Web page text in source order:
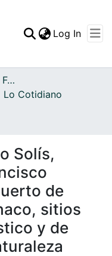
Statistics
Log In
Archivo del Patrimonio Fotográfico y Fílmico del Valle del Cauca
Lo Cotidiano
Solís,
de
sitios
y de